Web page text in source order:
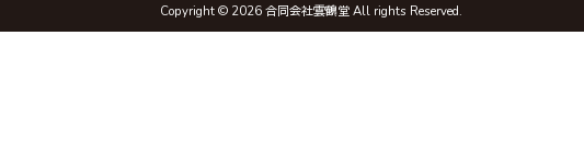
Copyright © 2026 合同会社雲鶴堂 All rights Reserved.